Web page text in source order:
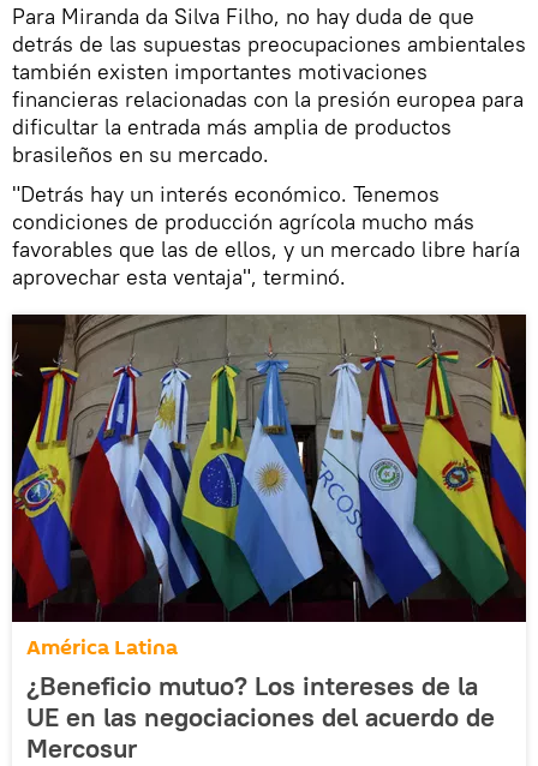
Para Miranda da Silva Filho, no hay duda de que
detrás de las supuestas preocupaciones ambientales
también existen importantes motivaciones
financieras relacionadas con la presión europea para
dificultar la entrada más amplia de productos
brasileños en su mercado.
"Detrás hay un interés económico. Tenemos
condiciones de producción agrícola mucho más
favorables que las de ellos, y un mercado libre haría
aprovechar esta ventaja", terminó.
América Latina
¿Beneficio mutuo? Los intereses de la
UE en las negociaciones del acuerdo de
Mercosur